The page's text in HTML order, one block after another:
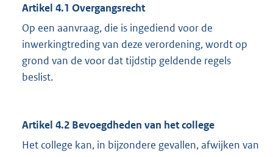
Artikel 4.1 Overgangsrecht
Op een aanvraag, die is ingediend voor de
inwerkingtreding van deze verordening, wordt op
grond van de voor dat tijdstip geldende regels
beslist.
Artikel 4.2 Bevoegdheden van het college
Het college kan, in bijzondere gevallen, afwijken van